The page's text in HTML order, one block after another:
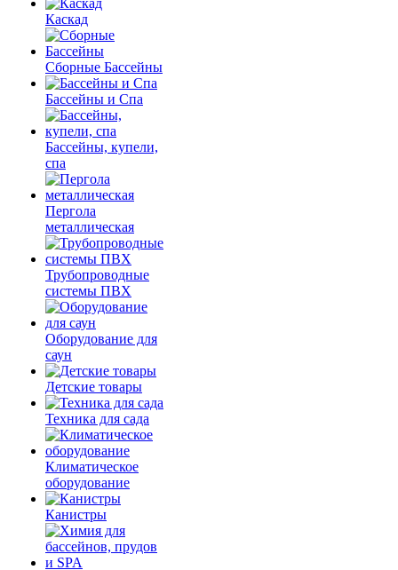
Каскад
Сборные Бассейны
Бассейны и Спа
Бассейны, купели,
спа
Пергола
металлическая
Трубопроводные
системы ПВХ
Оборудование для
саун
Детские товары
Техника для сада
Климатическое
оборудование
Канистры